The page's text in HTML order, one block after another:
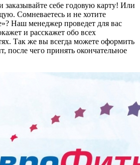
себе годовую карту! Или
Сомневаетесь и не хотите
Наш менеджер проведет для вас
и расскажет обо всех
Так же вы всегда можете оформить
после чего принять окончательное